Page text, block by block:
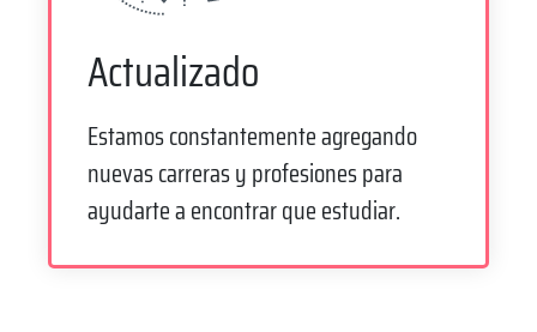
Actualizado
Estamos constantemente agregando
nuevas carreras y profesiones para
ayudarte a encontrar que estudiar.